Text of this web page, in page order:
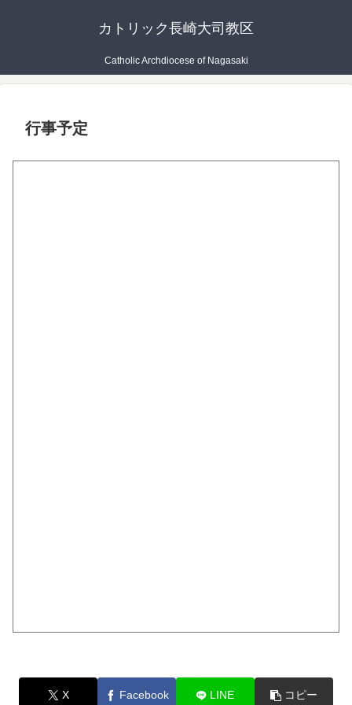
カトリック長崎大司教区
Catholic Archdiocese of Nagasaki
行事予定
X Facebook LINE コピー